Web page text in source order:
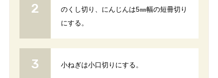
のくし切り、にんじんは5㎜幅の短冊切り
にする。
小ねぎは小口切りにする。